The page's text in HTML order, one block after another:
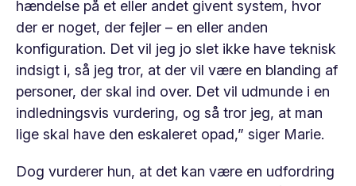
hændelse på et eller andet givent system, hvor
der er noget, der fejler – en eller anden
konfiguration. Det vil jeg jo slet ikke have teknisk
indsigt i, så jeg tror, at der vil være en blanding af
personer, der skal ind over. Det vil udmunde i en
indledningsvis vurdering, og så tror jeg, at man
lige skal have den eskaleret opad,” siger Marie.
Dog vurderer hun, at det kan være en udfordring